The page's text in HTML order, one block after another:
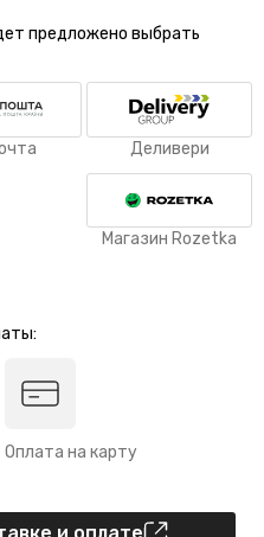
предложено выбрать
Деливери
Магазин Rozetka
Оплата на карту